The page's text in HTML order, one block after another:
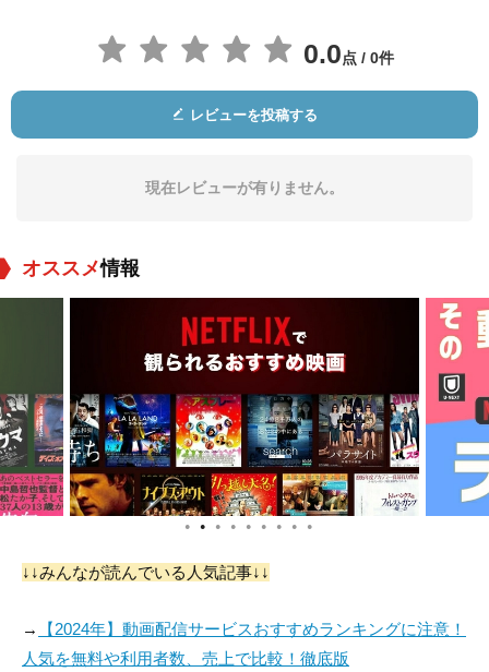
クリスチャン・ラブ
ois
役：Guard (uncredit
ed)
Robert Adair
役：Prisoner (uncre
dited)
スタンリー・アンド
リュース
役：Judge (uncredit
ed)
役：Woman at the P
aris Museum (uncre
役：Clerk (uncredite
d)
役：Sister of Mercy
(uncredited)
0.0点 / 0件
レビューを投稿する
現在レビューが有りません。
オススメ情報
● ● ● ● ● ● ● ● ●
↓↓みんなが読んでいる人気記事↓↓
→
【2024年】動画配信サービスおすすめランキングに注意！
人気を無料や利用者数、売上で比較！徹底版